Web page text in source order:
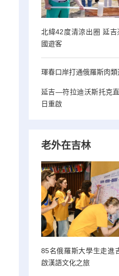
北緯42度清涼出圈 延
國遊客
琿春口岸打通俄羅斯肉
延吉—符拉迪沃斯托克
日重啟
老外在吉林
85名俄羅斯大學生走進
啟漢語文化之旅